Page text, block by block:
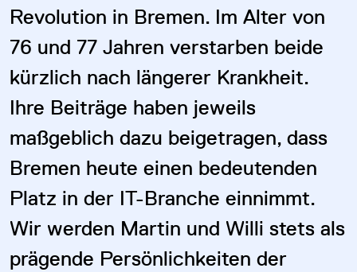
Revolution in Bremen. Im Alter von
76 und 77 Jahren verstarben beide
kürzlich nach längerer Krankheit.
Ihre Beiträge haben jeweils
maßgeblich dazu beigetragen, dass
Bremen heute einen bedeutenden
Platz in der IT-Branche einnimmt.
Wir werden Martin und Willi stets als
prägende Persönlichkeiten der